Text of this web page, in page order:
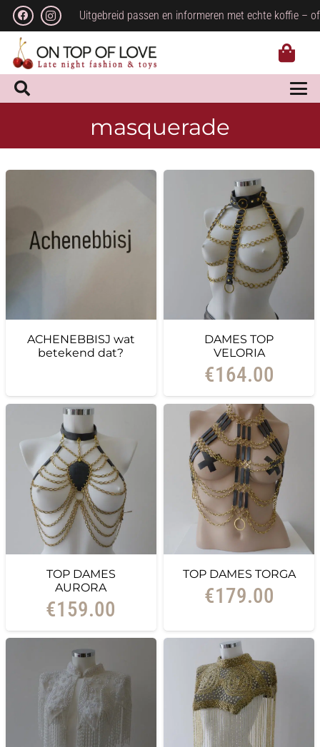
Uitgebreid passen en informeren met echte koffie –
masquerade
ACHENEBBISJ wat
betekend dat?
DAMES TOP
VELORIA
€164.00
TOP DAMES
AURORA
€159.00
TOP DAMES TORGA
€179.00